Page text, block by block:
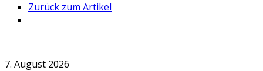
Zurück zum Artikel
7. August 2026